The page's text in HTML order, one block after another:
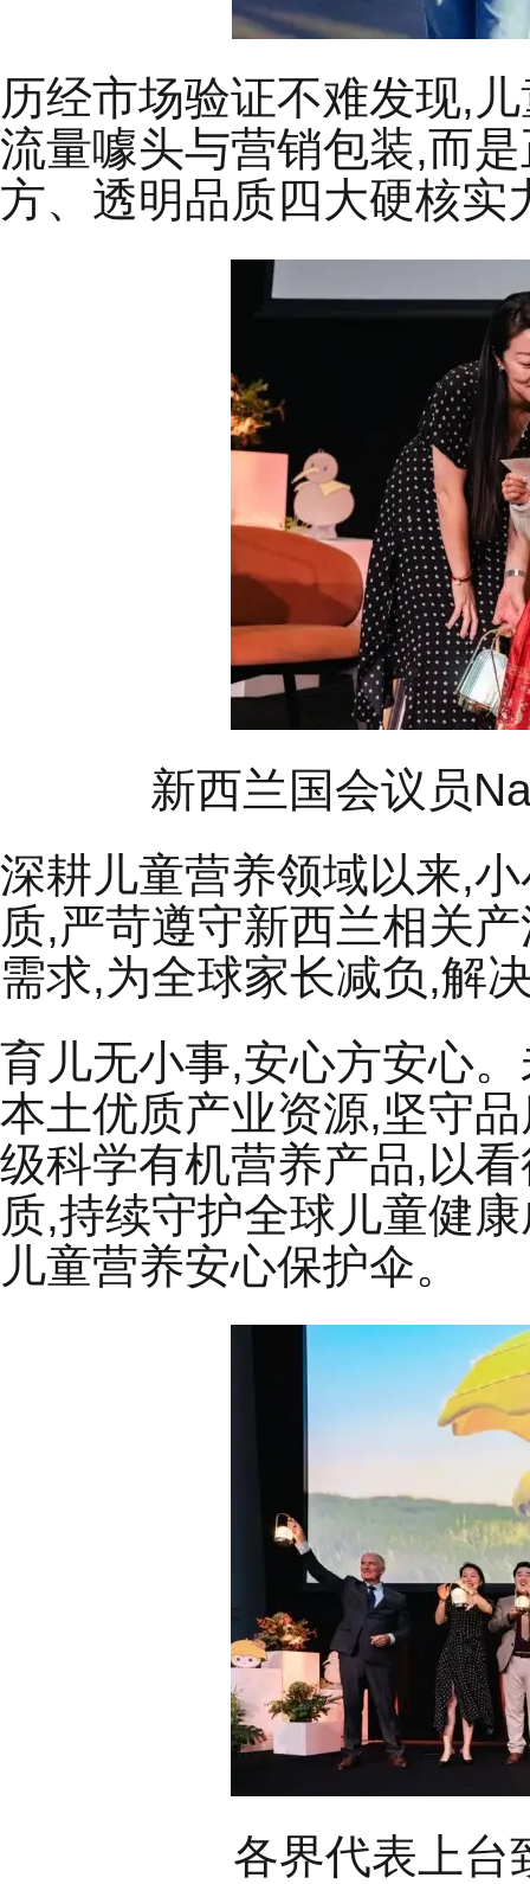
历经市场验证不难发现,
流量噱头与营销包装,而
方、透明品质四大硬核实
新西兰国会议员
深耕儿童营养领域以来,
质,严苛遵守新西兰相关
需求,为全球家长减负,解
育儿无小事,安心方安心
本土优质产业资源,坚守
级科学有机营养产品,以
质,持续守护全球儿童健
儿童营养安心保护伞。
各界代表上台